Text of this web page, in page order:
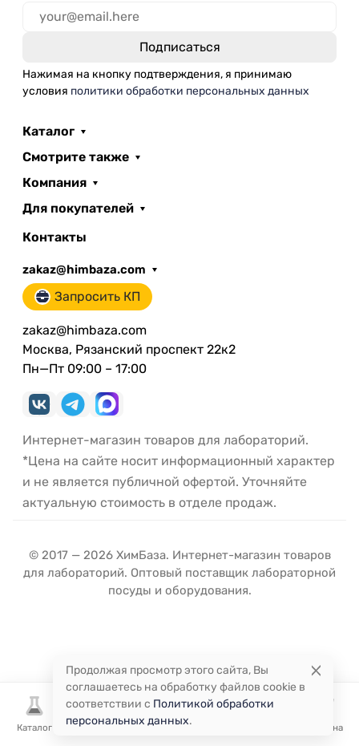
Каталог Избранное Корзина
Нажимая на кнопку подтверждения, я принимаю
условия политики обработки персональных данных
Каталог
Смотрите также
Компания
Для покупателей
Контакты
zakaz@himbaza.com
Запросить КП
zakaz@himbaza.com
Москва, Рязанский проспект 22к2
Пн—Пт 09:00 – 17:00
Интернет-магазин товаров для лабораторий.
*Цена на сайте носит информационный характер
и не является публичной офертой. Уточняйте
актуальную стоимость в отделе продаж.
© 2017 — 2026 ХимБаза. Интернет-магазин товаров
для лабораторий. Оптовый поставщик лабораторной
посуды и оборудования.
Продолжая просмотр этого сайта, Вы
соглашаетесь на обработку файлов cookie в
соответствии с Политикой обработки
персональных данных.